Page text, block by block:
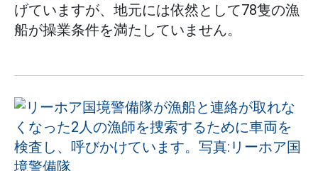
げていますが、地元には依然として78隻の漁
船が操業条件を満たしていません。